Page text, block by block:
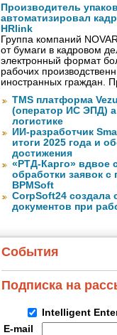
Производитель
автоматизировал
HRlink
Группа компаний
от бумаги в кадровом
электронный формат
рабочих
иностранных граждан.
TMS платформа
(оператор ИС ЭПД)
логистике
ИИ-разработчик
итоги 2025 года и
достижения
«РТД-Карго» вдвое
обработки заявок
BPMSoft
CorpSoft24 создала
документов при
События
Подписка на
Intelligent
E-mail